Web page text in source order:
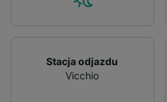
Stacja odjazdu
Vicchio